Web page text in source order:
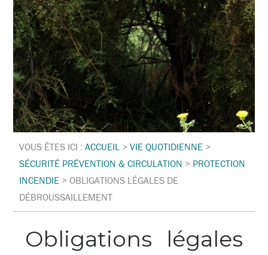
VOUS ÊTES ICI :ACCUEIL >VIE QUOTIDIENNE >
SÉCURITÉ PRÉVENTION & CIRCULATION > PROTECTION
INCENDIE >OBLIGATIONS LÉGALES DE
DÉBROUSSAILLEMENT
Obligations légales